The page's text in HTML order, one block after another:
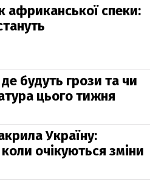
африканської спеки:
будуть грози та чи
цього тижня
Україну:
очікуються зміни